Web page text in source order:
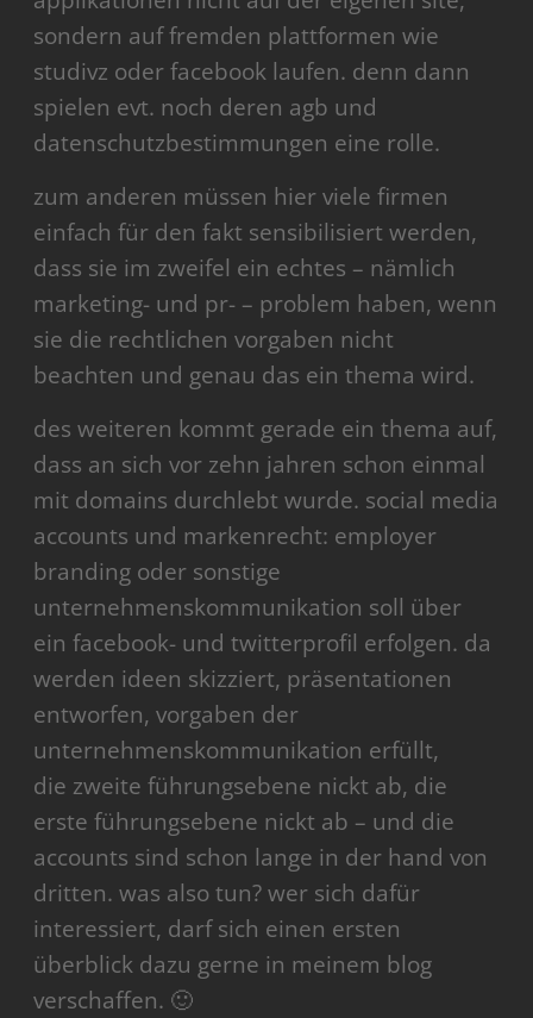
sondern auf fremden plattformen wie
studivz oder facebook laufen. denn dann
spielen evt. noch deren agb und
datenschutzbestimmungen eine rolle.
zum anderen müssen hier viele firmen
einfach für den fakt sensibilisiert werden,
dass sie im zweifel ein echtes – nämlich
marketing- und pr- – problem haben, wenn
sie die rechtlichen vorgaben nicht
beachten und genau das ein thema wird.
des weiteren kommt gerade ein thema auf,
dass an sich vor zehn jahren schon einmal
mit domains durchlebt wurde. social media
accounts und markenrecht: employer
branding oder sonstige
unternehmenskommunikation soll über
ein facebook- und twitterprofil erfolgen. da
werden ideen skizziert, präsentationen
entworfen, vorgaben der
unternehmenskommunikation erfüllt,
die zweite führungsebene nickt ab, die
erste führungsebene nickt ab – und die
accounts sind schon lange in der hand von
dritten. was also tun? wer sich dafür
interessiert, darf sich einen ersten
überblick dazu gerne in meinem blog
verschaffen. 🙂